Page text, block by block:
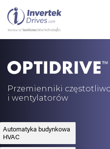
Przemienniki
i wentylatorów
Automatyka budynkowa
HVAC